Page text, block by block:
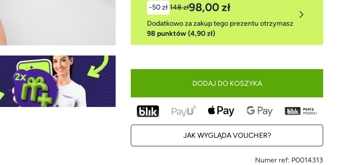
-50 zł 148 zł98,00 zł
Dodatkowo za zakup tego prezentu otrzymasz
98 punktów (4,90 zł)
DODAJ DO KOSZYKA
JAK WYGLĄDA VOUCHER?
Numer ref: P0014313